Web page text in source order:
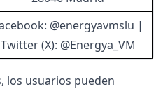
@energyavmslu |
Twitter (X): @Energya_VM
los usuarios pueden